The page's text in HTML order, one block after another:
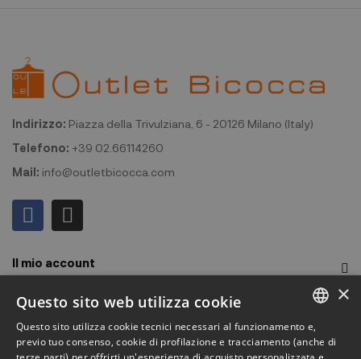
Indirizzo: Piazza della Trivulziana, 6 - 20126 Milano (Italy)
Telefono: +39 02.66114260
Mail: info@outletbicocca.com
Il mio account
Outlet Bicocca
Iscriviti alla Newsletter
ITALIAN
×
Questo sito web utilizza cookie
Questo sito utilizza cookie tecnici necessari al funzionamento e,
previo tuo consenso, cookie di profilazione e tracciamento (anche di